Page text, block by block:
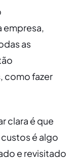
empresa,
as
como fazer
clara é que
é algo
e revisitado